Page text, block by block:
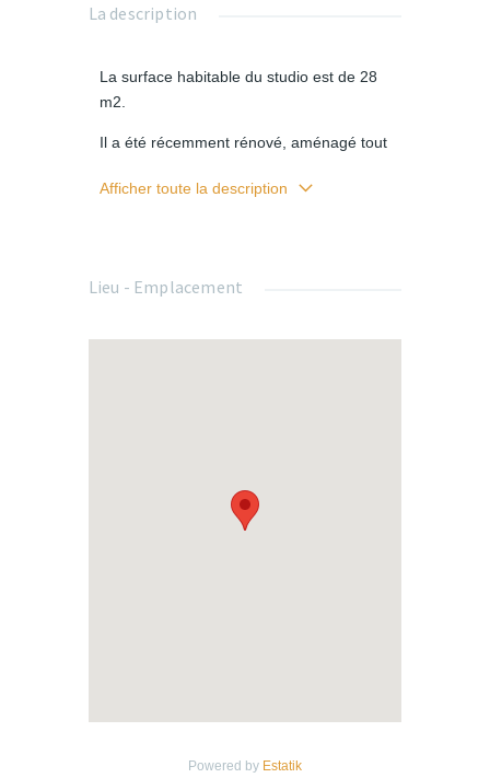
La description
La surface habitable du studio est de 28
m2.
Il a été récemment rénové, aménagé tout
d’autant plus apprécier d'être chez vous.
Une salle de bain avec douche, vasque,
toilettes, sèche-serviettes,
Afficher toute la description
Lieu - Emplacement
Powered by Estatik